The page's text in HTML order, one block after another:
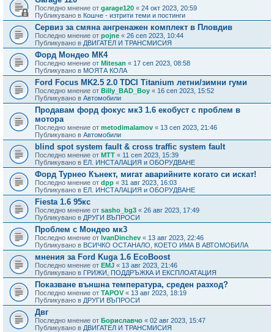
Последно мнение от garage120 « 24 окт 2023, 20:59
Публикувано в Кошче - изтрити теми и постинги
Сервиз за смяна ангренажен комплект в Пловдив
Последно мнение от pojne « 26 сеп 2023, 10:44
Публикувано в ДВИГАТЕЛ И ТРАНСМИСИЯ
Форд Мондео МК4
Последно мнение от Mitesan « 17 сеп 2023, 08:58
Публикувано в МОЯТА КОЛА
Ford Focus MK2.5 2.0 TDCI Titanium летни/зимни гуми
Последно мнение от Billy_BAD_Boy « 16 сеп 2023, 15:52
Публикувано в Автомобили
Продавам форд фокус мк3 1.6 екобуст с проблем в
мотора
Последно мнение от metodimalamov « 13 сеп 2023, 21:46
Публикувано в Автомобили
blind spot system fault & cross traffic system fault
Последно мнение от MTT « 11 сеп 2023, 15:39
Публикувано в ЕЛ. ИНСТАЛАЦИЯ и ОБОРУДВАНЕ
Форд Турнео Кънект, мигат аварийните когато си искат!
Последно мнение от dpp « 31 авг 2023, 16:03
Публикувано в ЕЛ. ИНСТАЛАЦИЯ и ОБОРУДВАНЕ
Fiesta 1.6 95кс
Последно мнение от sasho_bg3 « 26 авг 2023, 17:49
Публикувано в ДРУГИ ВЪПРОСИ
Проблем с Мондео мк3
Последно мнение от IvanDinchev « 13 авг 2023, 22:46
Публикувано в ВСИЧКО ОСТАНАЛО, КОЕТО ИМА В АВТОМОБИЛА
мнения за Ford Kuga 1.6 EcoBoost
Последно мнение от EMJ « 13 авг 2023, 21:46
Публикувано в ГРИЖИ, ПОДДРЪЖКА И ЕКСПЛОАТАЦИЯ
Показване външна температура, среден разход?
Последно мнение от TAPOV« 13 авг 2023, 18:19
Публикувано в ДРУГИ ВЪПРОСИ
Двг
Последно мнение от Бориславчо « 02 авг 2023, 15:47
Публикувано в ДВИГАТЕЛ И ТРАНСМИСИЯ